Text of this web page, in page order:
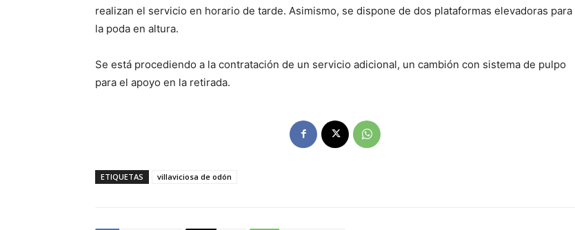
realizan el servicio en horario de tarde. Asimismo, se dispone de dos plataformas elevadoras para
la poda en altura.
Se está procediendo a la contratación de un servicio adicional, un cambión con sistema de pulpo
para el apoyo en la retirada.
ETIQUETAS villaviciosa de odón